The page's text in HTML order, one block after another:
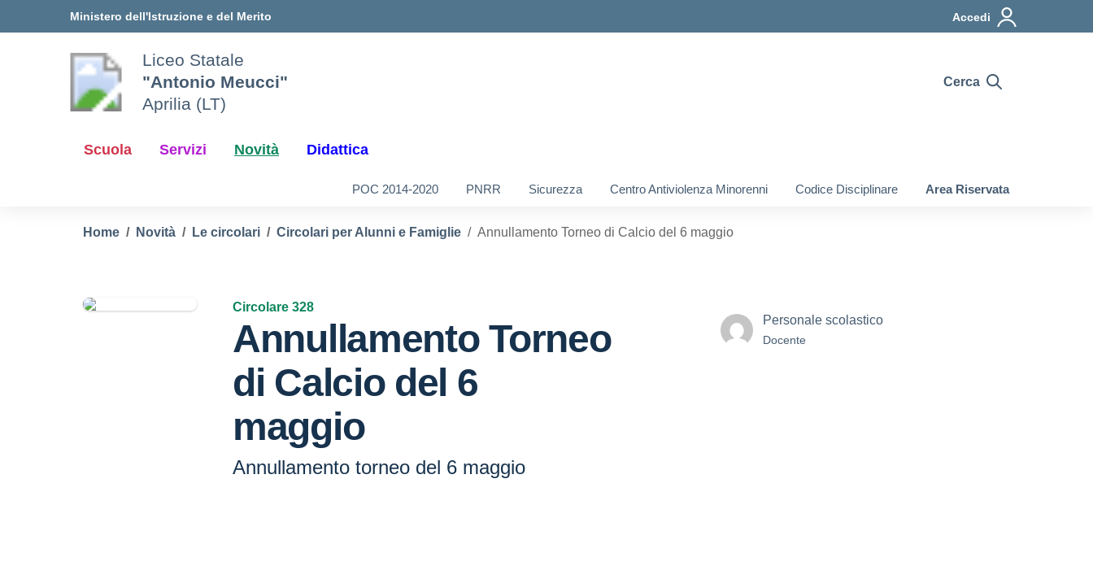
Ministero dell'Istruzione e del Merito Accedi
Liceo Statale
"Antonio Meucci"
Aprilia (LT)
Cerca
Scuola Servizi Novità Didattica
POC 2014-2020 PNRR Sicurezza Centro Antiviolenza Minorenni Codice Disciplinare Area Riservata
Home Novità Le circolari Circolari per Alunni e Famiglie Annullamento Torneo di Calcio del 6 maggio
Circolare 328
Annullamento Torneo
di Calcio del 6
maggio
Annullamento torneo del 6 maggio
Personale scolastico
Docente